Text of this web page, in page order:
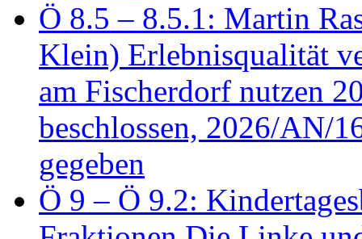
Ö 8.5 – 8.5.1: Martin
Klein) Erlebnisqualität
am Fischerdorf nutzen
beschlossen, 2026/AN/
gegeben
Ö 9 – Ö 9.2: